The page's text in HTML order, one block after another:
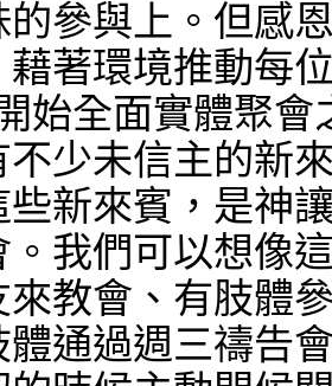
的參與上。但感
藉著環境推動每
始全面實體聚
不少未信主的新
些新來賓，是神
我們可以想像
來教會、有肢體
通過週三禱告